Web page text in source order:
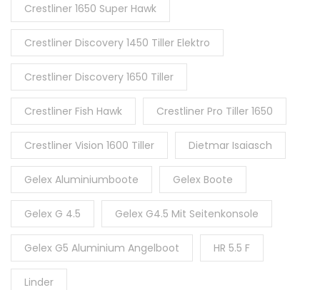
Crestliner 1650 Super Hawk
Crestliner Discovery 1450 Tiller Elektro
Crestliner Discovery 1650 Tiller
Crestliner Fish Hawk Crestliner Pro Tiller 1650
Crestliner Vision 1600 Tiller Dietmar Isaiasch
Gelex Aluminiumboote Gelex Boote
Gelex G 4.5 Gelex G4.5 Mit Seitenkonsole
Gelex G5 Aluminium Angelboot HR 5.5 F
Linder